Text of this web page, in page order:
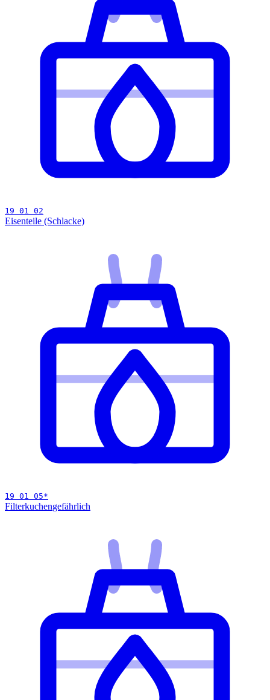
19 01 02
Eisenteile (Schlacke)
19 01 05*
Filterkuchengefährlich